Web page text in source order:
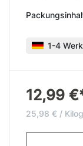
1-4
12,99
25,98 € /